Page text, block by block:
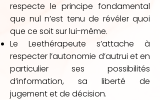
respecte le principe fondamental
que nul n’est tenu de révéler quoi
que ce soit sur lui-même.
Le Leethérapeute s’attache à
respecter l’autonomie d’autrui et en
particulier ses possibilités
d’information, sa liberté de
jugement et de décision.